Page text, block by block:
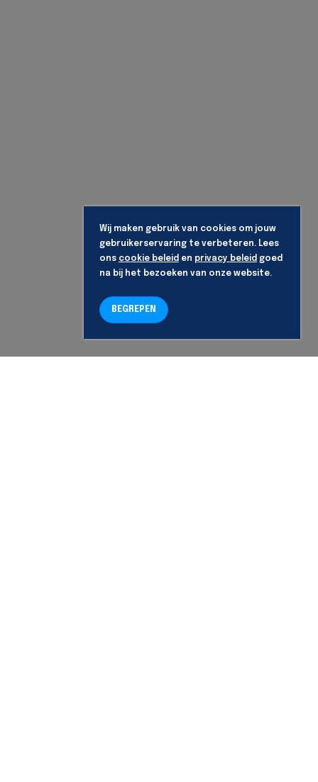
Wij maken gebruik van cookies om jouw
gebruikerservaring te verbeteren. Lees
ons cookie beleid en privacy beleid goed
na bij het bezoeken van onze website.
BEGREPEN